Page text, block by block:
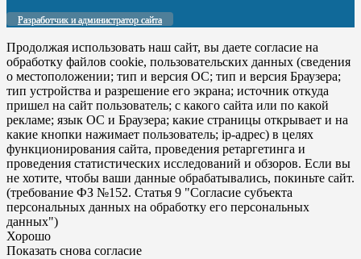
Разработчик и администратор сайта
Продолжая использовать наш сайт, вы даете согласие на
обработку файлов cookie, пользовательских данных (сведения
о местоположении; тип и версия ОС; тип и версия Браузера;
тип устройства и разрешение его экрана; источник откуда
пришел на сайт пользователь; с какого сайта или по какой
рекламе; язык ОС и Браузера; какие страницы открывает и на
какие кнопки нажимает пользователь; ip-адрес) в целях
функционирования сайта, проведения ретаргетинга и
проведения статистических исследований и обзоров. Если вы
не хотите, чтобы ваши данные обрабатывались, покиньте сайт.
(требование ФЗ №152. Статья 9 "Согласие субъекта
персональных данных на обработку его персональных
данных")
Хорошо
Показать снова согласие